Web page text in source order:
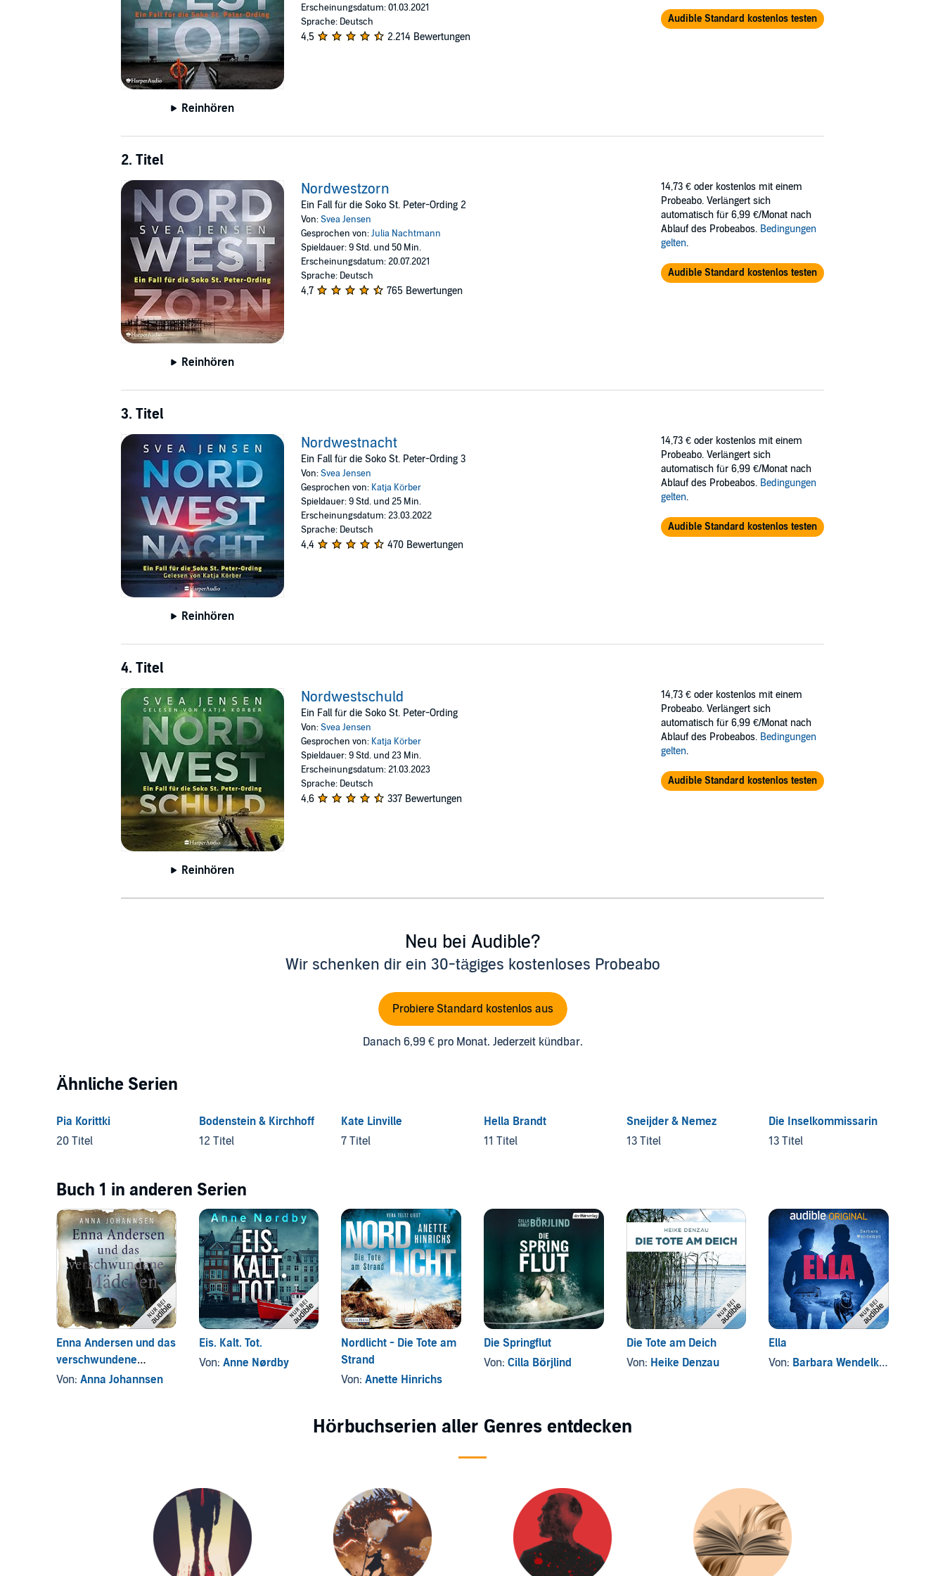
Reinhören
Erscheinungsdatum: 01.03.2021
Sprache: Deutsch
4,5 2.214 Bewertungen
Audible Standard kostenlos testen
2. Titel
Reinhören
Nordwestzorn
Ein Fall für die Soko St. Peter-Ording 2
Von:Svea Jensen
Gesprochen von:Julia Nachtmann
Spieldauer: 9 Std. und 50 Min.
Erscheinungsdatum: 20.07.2021
Sprache: Deutsch
4,7 765 Bewertungen
14,73 € oder kostenlos mit einem
Probeabo. Verlängert sich
automatisch für 6,99 €/Monat nach
Ablauf des Probeabos. Bedingungen
gelten.
Audible Standard kostenlos testen
3. Titel
Reinhören
Nordwestnacht
Ein Fall für die Soko St. Peter-Ording 3
Von:Svea Jensen
Gesprochen von: Katja Körber
Spieldauer: 9 Std. und 25 Min.
Erscheinungsdatum: 23.03.2022
Sprache: Deutsch
4,4 470 Bewertungen
14,73 € oder kostenlos mit einem
Probeabo. Verlängert sich
automatisch für 6,99 €/Monat nach
Ablauf des Probeabos. Bedingungen
gelten.
Audible Standard kostenlos testen
4. Titel
Reinhören
Nordwestschuld
Ein Fall für die Soko St. Peter-Ording
Von:Svea Jensen
Gesprochen von: Katja Körber
Spieldauer: 9 Std. und 23 Min.
Erscheinungsdatum: 21.03.2023
Sprache: Deutsch
4,6 337 Bewertungen
14,73 € oder kostenlos mit einem
Probeabo. Verlängert sich
automatisch für 6,99 €/Monat nach
Ablauf des Probeabos. Bedingungen
gelten.
Audible Standard kostenlos testen
Neu bei Audible?
Wir schenken dir ein 30-tägiges kostenloses Probeabo
Probiere Standard kostenlos aus
Danach 6,99 € pro Monat. Jederzeit kündbar.
Ähnliche Serien
Pia Korittki
20 Titel
Bodenstein & Kirchhoff
12 Titel
Kate Linville
7 Titel
Hella Brandt
11 Titel
Sneijder & Nemez
13 Titel
Die Inselkommissarin
13 Titel
Buch 1 in anderen Serien
Enna Andersen und das
verschwundene
Mädchen
Von: Anna Johannsen
Eis. Kalt. Tot.
Von: Anne Nørdby
Nordlicht - Die Tote am
Strand
Von:Anette Hinrichs
Die Springflut
Von: Cilla Börjlind
Die Tote am Deich
Von: Heike Denzau
Ella
Von: Barbara Wendelken
Hörbuchserien aller Genres entdecken